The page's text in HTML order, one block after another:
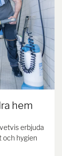
hem
erbjuda
och hygien